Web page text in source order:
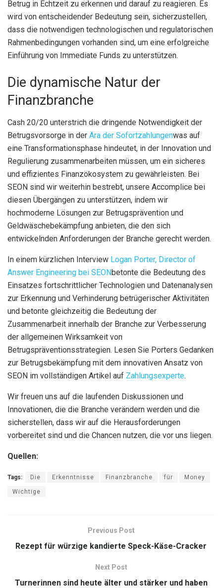
Betrug in Echtzeit zu erkennen und darauf zu reagieren. Es
wird von entscheidender Bedeutung sein, sicherzustellen,
dass die notwendigen technologischen und regulatorischen
Rahmenbedingungen vorhanden sind, um eine erfolgreiche
Einführung von Immediate Funds zu unterstützen.
Die dynamische Natur der
Finanzbranche
Cash 20/20 unterstrich die dringende Notwendigkeit der
Betrugsvorsorge in der Ära der Sofortzahlungenwas auf
eine Transformationsphase hindeutet, in der Innovation und
Regulierung zusammenarbeiten müssen, um ein sicheres
und effizientes Finanzökosystem zu gewährleisten. Bei
SEON sind wir weiterhin bestrebt, unsere Accomplice bei
diesen Übergängen zu unterstützen, indem wir
hochmoderne Lösungen zur Betrugsprävention und
Geldwäschebekämpfung anbieten, die den sich
entwickelnden Anforderungen der Branche gerecht werden.
In einem kürzlichen Interview Logan Porter, Director of
Answer Engineering bei SEONbetonte die Bedeutung des
Einsatzes fortschrittlicher Technologien und Datenanalysen
zur Erkennung und Verhinderung betrügerischer Aktivitäten
und betonte gleichzeitig die Bedeutung der
Zusammenarbeit innerhalb der Branche zur Verbesserung
der allgemeinen Wirksamkeit von
Betrugspräventionsstrategien. Lesen Sie Porters Gedanken
zur Betrugsbekämpfung mit dem innovativen Ansatz von
SEON im vollständigen Artikel auf Zahlungsexperte.
Wir freuen uns auf die laufenden Diskussionen und
Innovationen, die die Branche verändern werden und die
sicherstellen, dass wir auf die Herausforderungen
vorbereitet sind und die Chancen nutzen, die vor uns liegen.
Quellen:
Tags: Die Erkenntnisse Finanzbranche für Money
Wichtige
Previous Post
Rezept für würzige kandierte Speck-Käse-Cracker
Next Post
Turnerinnen sind heute älter und stärker und haben